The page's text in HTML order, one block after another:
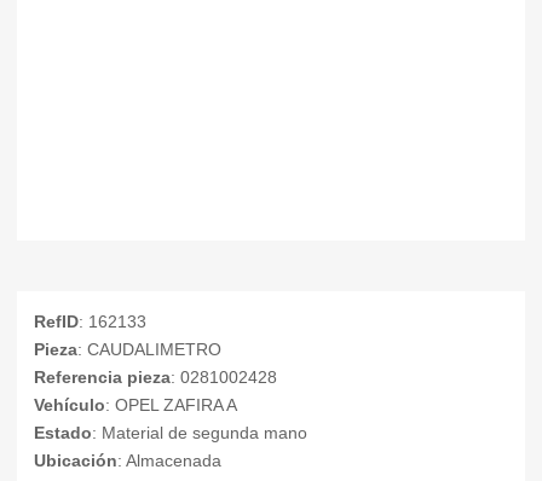
RefID: 162133
Pieza: CAUDALIMETRO
Referencia pieza: 0281002428
Vehículo: OPEL ZAFIRA A
Estado: Material de segunda mano
Ubicación: Almacenada